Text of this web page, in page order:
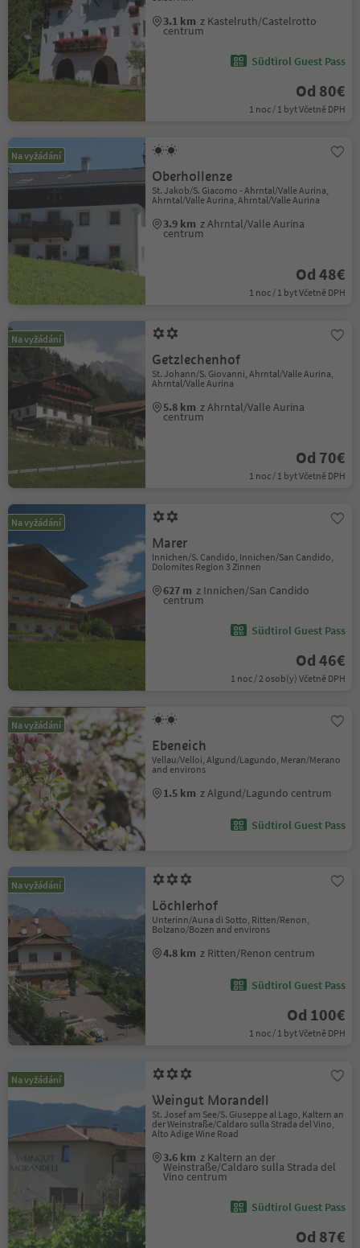
3.1 km z Kastelruth/Castelrotto
centrum
Südtirol Guest Pass
Od 80€
1 noc / 1 byt Včetně DPH
Na vyžádání
Oberhollenze
St. Jakob/S. Giacomo - Ahrntal/Valle Aurina,
Ahrntal/Valle Aurina, Ahrntal/Valle Aurina
3.9 km z Ahrntal/Valle Aurina
centrum
Od 48€
1 noc / 1 byt Včetně DPH
Na vyžádání
Getzlechenhof
St. Johann/S. Giovanni, Ahrntal/Valle Aurina,
Ahrntal/Valle Aurina
5.8 km z Ahrntal/Valle Aurina
centrum
Od 70€
1 noc / 1 byt Včetně DPH
Na vyžádání
Marer
Innichen/S. Candido, Innichen/San Candido,
Dolomites Region 3 Zinnen
627 m z Innichen/San Candido
centrum
Südtirol Guest Pass
Od 46€
1 noc / 2 osob(y) Včetně DPH
Na vyžádání
Ebeneich
Vellau/Velloi, Algund/Lagundo, Meran/Merano
and environs
1.5 km z Algund/Lagundo centrum
Südtirol Guest Pass
Na vyžádání
Löchlerhof
Unterinn/Auna di Sotto, Ritten/Renon,
Bolzano/Bozen and environs
4.8 km z Ritten/Renon centrum
Südtirol Guest Pass
Od 100€
1 noc / 1 byt Včetně DPH
Na vyžádání
Weingut Morandell
St. Josef am See/S. Giuseppe al Lago, Kaltern an
der Weinstraße/Caldaro sulla Strada del Vino,
Alto Adige Wine Road
3.6 km z Kaltern an der
Weinstraße/Caldaro sulla Strada del
Vino centrum
Südtirol Guest Pass
Od 87€